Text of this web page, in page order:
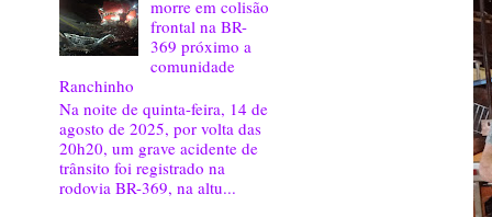
morre em colisão
frontal na BR-
369 próximo a
comunidade
Ranchinho
Na noite de quinta-feira, 14 de
agosto de 2025, por volta das
20h20, um grave acidente de
trânsito foi registrado na
rodovia BR-369, na altu...